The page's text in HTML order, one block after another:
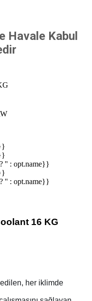
Havale Kabul
'' : opt.name}}
'' : opt.name}}
16 KG
her iklimde